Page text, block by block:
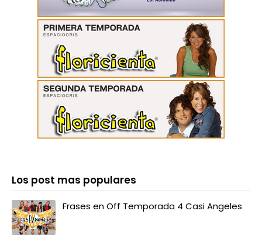
Los post mas populares
Frases en Off Temporada 4 Casi Angeles